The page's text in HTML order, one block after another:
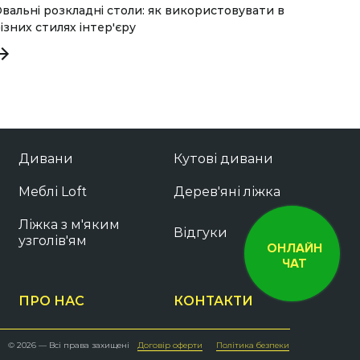
розкладні столи: як використовувати в
стилях інтер'єру
Дивани Кутові дивани
Меблі Loft Дерев'яні ліжка
Ліжка з м'яким
узголів'ям
Відгуки
ПРО НАС КОНТАКТИ
© 2026 — Всі права захищені Договір оферти Політика безпеки
ОНЛАЙН
ЧАТ